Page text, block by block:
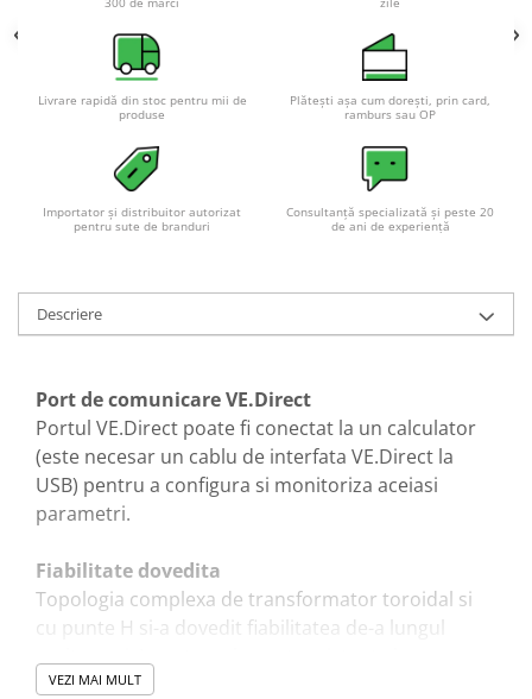
Livrare rapidă din stoc pentru mii de
produse
Plătești așa cum dorești, prin card,
ramburs sau OP
Importator și distribuitor autorizat
pentru sute de branduri
Consultanță specializată și peste 20
de ani de experiență
Descriere
Port de comunicare VE.Direct
Portul VE.Direct poate fi conectat la un calculator
(este necesar un cablu de interfata VE.Direct la
USB) pentru a configura si monitoriza aceiasi
parametri.
Fiabilitate dovedita
Topologia complexa de transformator toroidal si
cu punte H si-a dovedit fiabilitatea de-a lungul
scurtcircuit si sunt protejate împotriva
VEZI MAI MULT